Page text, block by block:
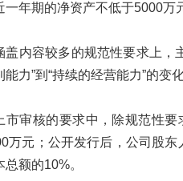
一年期的净资产不低于5000万
盖内容较多的规范性要求上，
能力”到“持续的经营能力”的变
市审核的要求中，除规范性
万元；公开发行后，公司股
总额的10%。